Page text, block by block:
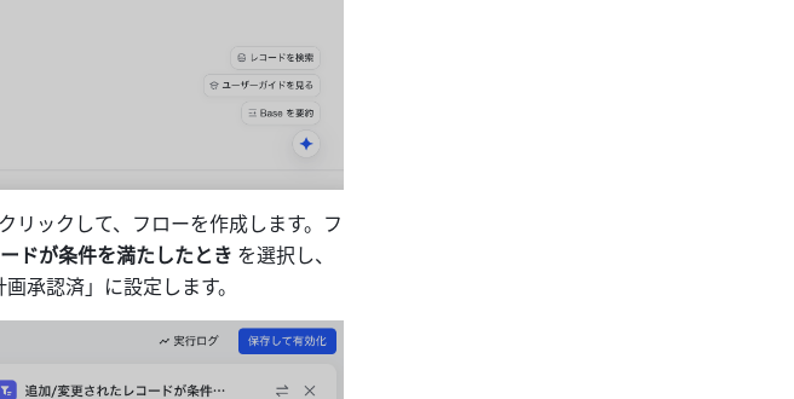
リックして、フローを作成します。フ
ドが条件を満たしたとき を選択し、
承認済」に設定します。